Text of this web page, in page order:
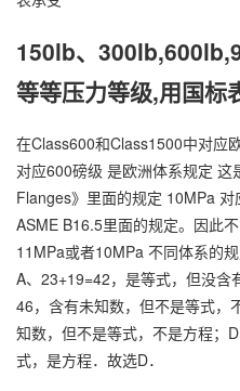
150lb、
等等压力等级,用国标
在Class600和Class1500中对应
对应600磅级 是欧洲体系规定
Flanges》里面的规定 10MPa
ASME B16.5里面的规定。因此
11MPa或者10MPa 不同体系的
A、23+19=42，是等式，但没含
46，含有未知数，但不是等式，
知数，但不是等式，不是方程；
式，是方程．故选D．